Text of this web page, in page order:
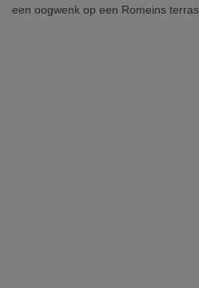
een oogwenk op een Romeins